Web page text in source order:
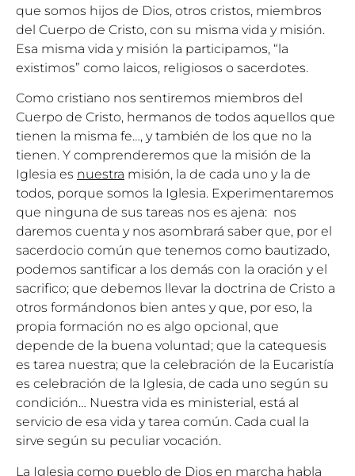
que somos hijos de Dios, otros cristos, miembros
del Cuerpo de Cristo, con su misma vida y misión.
Esa misma vida y misión la participamos, “la
existimos” como laicos, religiosos o sacerdotes.
Como cristiano nos sentiremos miembros del
Cuerpo de Cristo, hermanos de todos aquellos que
tienen la misma fe…, y también de los que no la
tienen. Y comprenderemos que la misión de la
Iglesia es nuestra misión, la de cada uno y la de
todos, porque somos la Iglesia. Experimentaremos
que ninguna de sus tareas nos es ajena: nos
daremos cuenta y nos asombrará saber que, por el
sacerdocio común que tenemos como bautizado,
podemos santificar a los demás con la oración y el
sacrifico; que debemos llevar la doctrina de Cristo a
otros formándonos bien antes y que, por eso, la
propia formación no es algo opcional, que
depende de la buena voluntad; que la catequesis
es tarea nuestra; que la celebración de la Eucaristía
es celebración de la Iglesia, de cada uno según su
condición… Nuestra vida es ministerial, está al
servicio de esa vida y tarea común. Cada cual la
sirve según su peculiar vocación.
La Iglesia como pueblo de Dios en marcha habla